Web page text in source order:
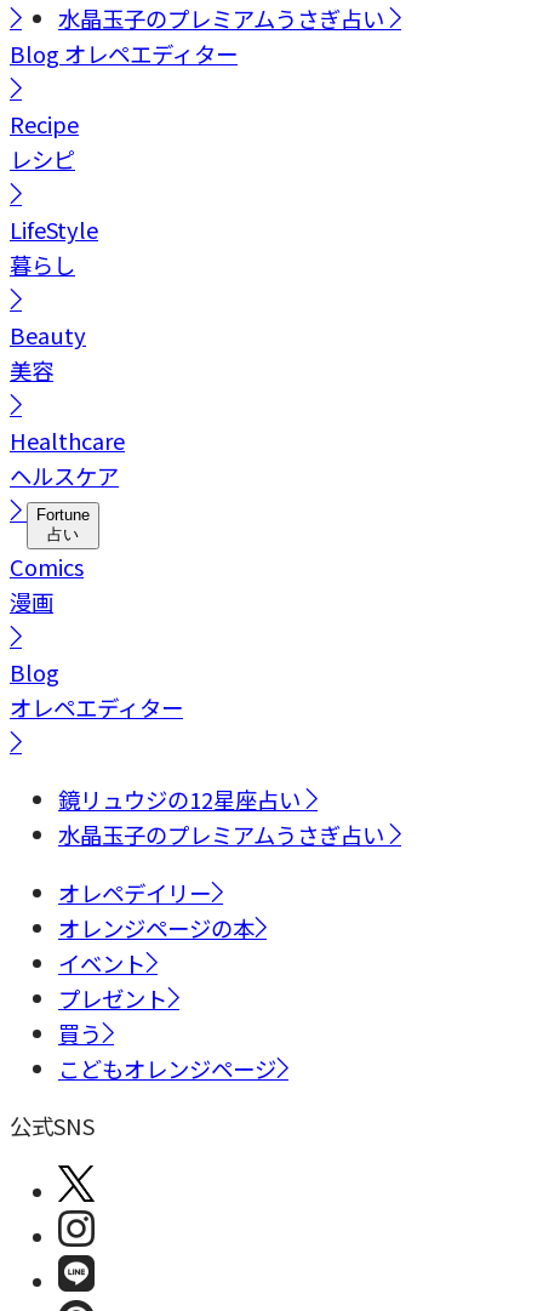
水晶玉子のプレミアムうさぎ占い
Blog オレペエディター
Recipe
レシピ
LifeStyle
暮らし
Beauty
美容
Healthcare
ヘルスケア
Fortune
占い
Comics
漫画
Blog
オレペエディター
鏡リュウジの12星座占い
水晶玉子のプレミアムうさぎ占い
オレペデイリー
オレンジページの本
イベント
プレゼント
買う
こどもオレンジページ
公式SNS